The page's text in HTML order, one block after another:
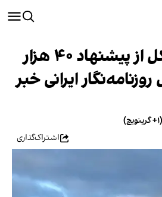
جوییش کرونیکل از پیشنهاد ۴۰ هزار
ایرانی خبر
اشتراک‌گذاری